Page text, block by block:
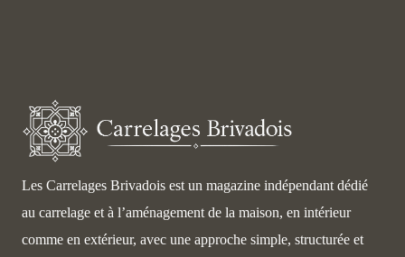
Les Carrelages Brivadois est un magazine indépendant dédié
au carrelage et à l’aménagement de la maison, en intérieur
comme en extérieur, avec une approche simple, structurée et